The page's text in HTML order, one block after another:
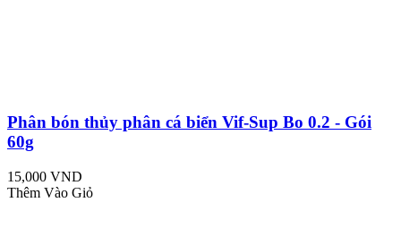
Phân bón thủy phân cá biển Vif-Sup Bo 0.2 - Gói
60g
15,000 VND
Thêm Vào Giỏ